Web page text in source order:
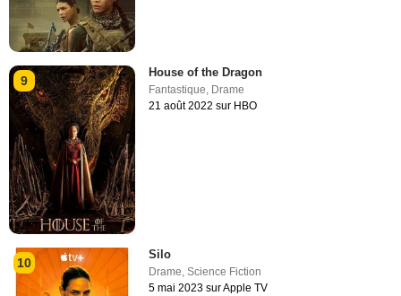
9
House of the Dragon
Fantastique, Drame
21 août 2022 sur HBO
10
Silo
Drame,Science Fiction
5 mai 2023 sur Apple TV